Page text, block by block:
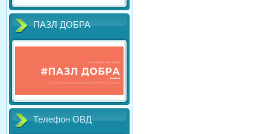
ПАЗЛ ДОБРА
Телефон ОВД